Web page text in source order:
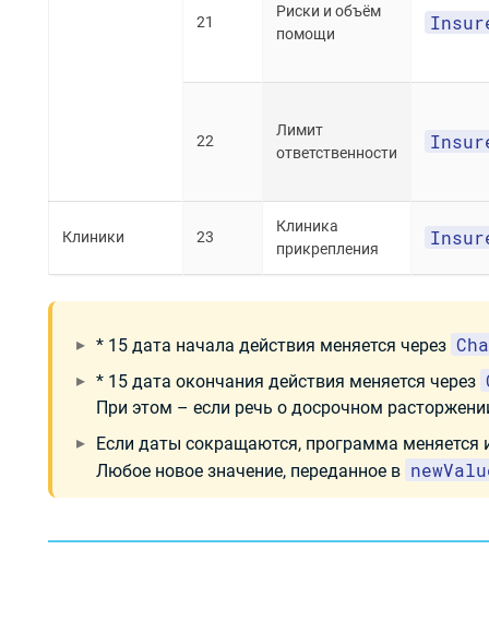
21
Риски и объём
помощи
22
Лимит
ответственности
Клиники 23
Клиника
прикрепления
* 15 дата начала действия меняется через
* 15 дата окончания действия меняется через
При этом – если речь о досрочном
Если даты сокращаются, программа
Любое новое значение, переданное в